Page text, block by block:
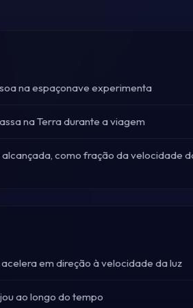
na espaçonave experimenta
na Terra durante a viagem
como fração da velocidade
em direção à velocidade da luz
ao longo do tempo